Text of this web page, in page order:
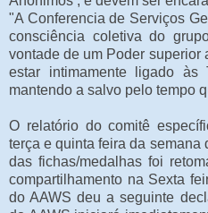
"A Conferencia de Serviços
consciência coletiva do
vontade de um Poder superior
estar intimamente ligado às
mantendo a salvo pelo tempo
O relatório do comitê
terça e quinta feira da semana
das fichas/medalhas foi
compartilhamento na Sexta
do AAWS deu a seguinte